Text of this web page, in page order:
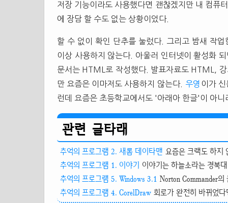
저장 기능이라도 사용했다면 괜찮겠지만 내 컴퓨
에 장담 할 수도 없는 상황이었다.
할 수 없이 확인 단추를 눌렀다. 그리고 밤새 작
이상 사용하지 않는다. 아울러 인터넷이 활성화
문서는 HTML로 작성했다. 발표자료도 HTML,
만 요즘은 이마저도 사용하지 않는다.
우영 이가
런데 요즘은 초등학교에서도 '아래아 한글'이 아
관련 글타래
추억의 프로그램 2. 새롬 데이타맨 요즘은 크랙도 하지
추억의 프로그램 1. 이야기 이야기는 하늘소라는 경북
추억의 프로그램 5. Windows 3.1 Norton Commander
추억의 프로그램 4. CorelDraw 회로가 완전히 바뀌었